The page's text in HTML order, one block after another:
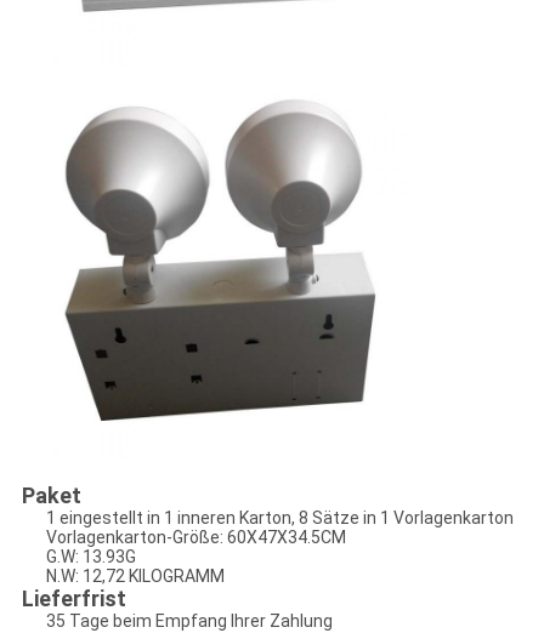
Paket
1 eingestellt in 1 inneren Karton, 8 Sätze in 1 Vorlagenkarton
Vorlagenkarton-Größe: 60X47X34.5CM
G.W: 13.93G
N.W: 12,72 KILOGRAMM
Lieferfrist
35 Tage beim Empfang Ihrer Zahlung